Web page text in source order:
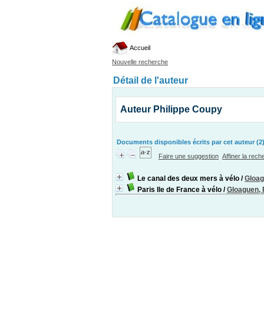
Accueil
Nouvelle recherche
Détail de l'auteur
Auteur Philippe Coupy
Documents disponibles écrits par cet auteur (2)
Faire une suggestion Affiner la
Le canal des deux mers à vélo /
Paris Ile de France à vélo /Gloaguen,